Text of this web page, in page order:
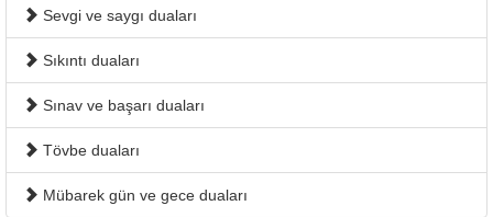
Sevgi ve saygı duaları
Sıkıntı duaları
Sınav ve başarı duaları
Tövbe duaları
Mübarek gün ve gece duaları